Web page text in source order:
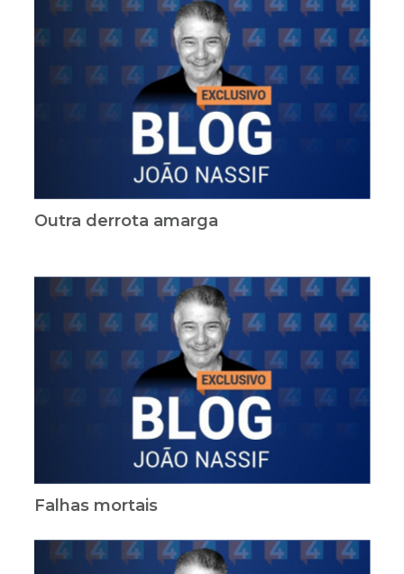
Outra derrota amarga
Falhas mortais